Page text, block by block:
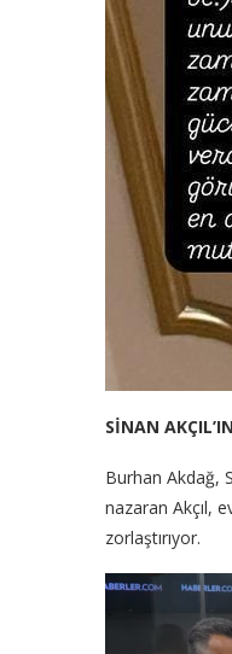
SİNAN
Burhan Akdağ,
nazaran Akçıl,
zorlaştırıyor.